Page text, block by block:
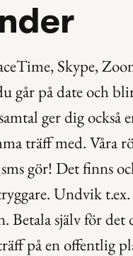
Skype,
går på date och
ger dig också
träff med. Våra
gör! Det finns
Undvik
själv för det
på en offentlig